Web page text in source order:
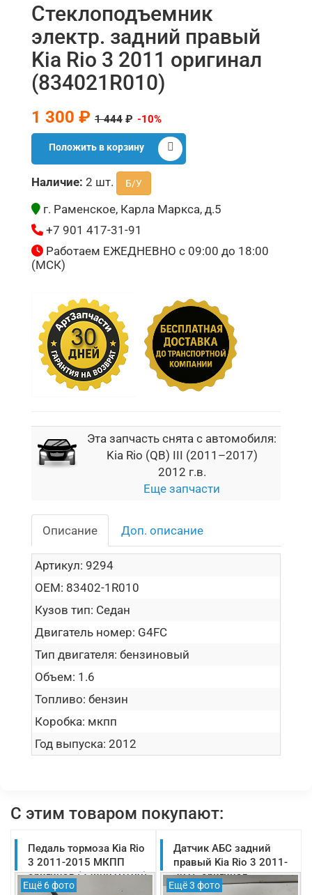
Стеклоподъемник
электр. задний правый
Kia Rio 3 2011 оригинал
(834021R010)
1 300 ₽ 1 444 ₽ -10%
Положить в корзину
Наличие: 2 шт. Б/У
г. Раменское, Карла Маркса, д.5
+7 901 417-31-91
Работаем ЕЖЕДНЕВНО с 09:00 до 18:00
(МСК)
Эта запчасть снята с автомобиля:
Kia Rio (QB) III (2011–2017)
2012 г.в.
Еще запчасти
Описание Доп. описание
Артикул: 9294
OEM: 83402-1R010
Кузов тип: Седан
Двигатель номер: G4FC
Тип двигателя: бензиновый
Объем: 1.6
Топливо: бензин
Коробка: мкпп
Год выпуска: 2012
С этим товаром покупают:
Педаль тормоза Kia Rio
3 2011-2015 МКПП
оригинал (328001R100)
Ещё 6 фото
Датчик АБС задний
правый Kia Rio 3 2011-
2015 оригинал
(956811R000)
Ещё 3 фото